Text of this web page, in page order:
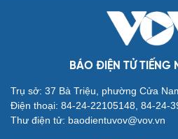
BÁO ĐIỆN TỬ TIẾNG
Trụ sở: 37 Bà Triệu, phường Cửa
Điện thoại: 84-24-22105148, 84-24-
Thư điện tử: baodientuvov@vov.vn